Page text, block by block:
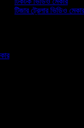
টিজার ট্রেলার ভিডিও মেকার